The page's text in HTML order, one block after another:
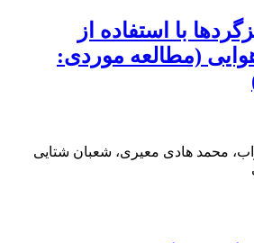
با استفاده از
(مطالعه موردی:
محمد هادی معیری، شعبان شتایی